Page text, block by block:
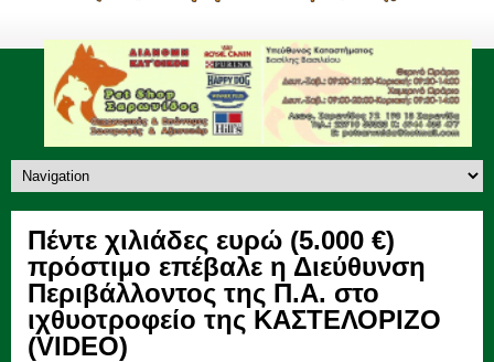
Πέντε χιλιάδες ευρώ (5.000 €)
πρόστιμο επέβαλε η Διεύθυνση
Περιβάλλοντος της Π.Α. στο
ιχθυοτροφείο της ΚΑΣΤΕΛΟΡΙΖΟ
(VIDEO)